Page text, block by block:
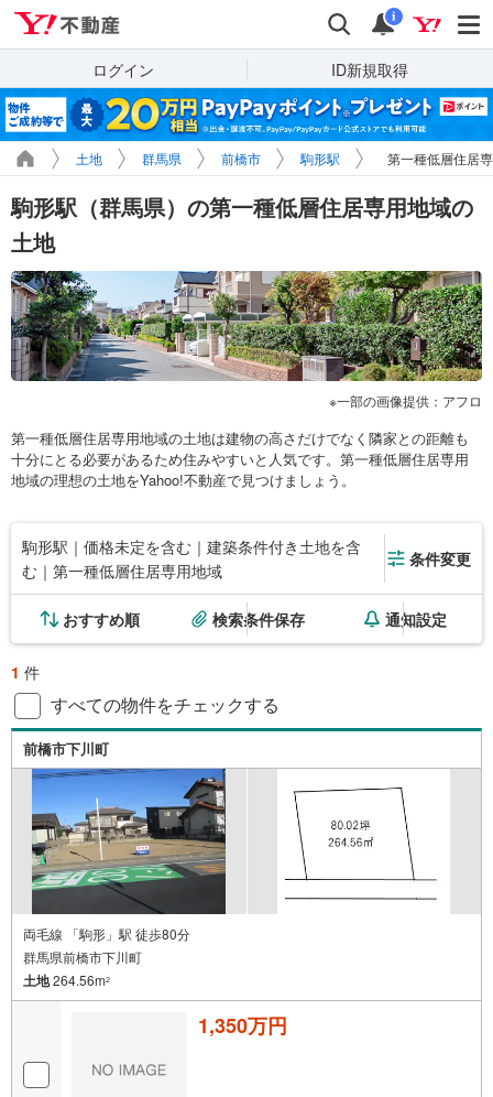
検索 通知
i
ログイン ID新規取得
土地 群馬県 前橋市 駒形駅 第一種低層住居
駒形駅（群馬県）の第一種低層住居専用地域の
土地
一部の画像提供：アフロ
第一種低層住居専用地域の土地は建物の高さだけでなく隣家との距離も
十分にとる必要があるため住みやすいと人気です。第一種低層住居専用
地域の理想の土地をYahoo!不動産で見つけましょう。
駒形駅｜価格未定を含む｜建築条件付き土地を含
む｜第一種低層住居専用地域
条件変更
おすすめ順 検索条件保存 通知設定
1 件
すべての物件をチェックする
前橋市下川町
両毛線 「駒形」駅 徒歩80分
群馬県前橋市下川町
土地264.56m2
1,350万円